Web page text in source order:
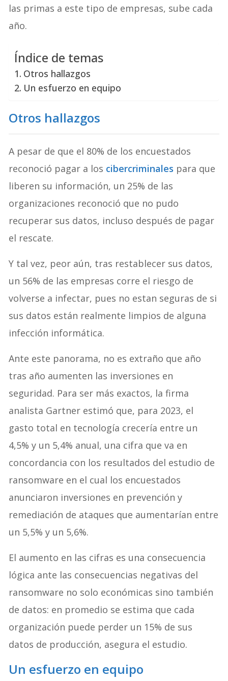
las primas a este tipo de empresas, sube cada
año.
Índice de temas
Otros hallazgos
Un esfuerzo en equipo
Otros hallazgos
A pesar de que el 80% de los encuestados
reconoció pagar a los cibercriminales para que
liberen su información, un 25% de las
organizaciones reconoció que no pudo
recuperar sus datos, incluso después de pagar
el rescate.
Y tal vez, peor aún, tras restablecer sus datos,
un 56% de las empresas corre el riesgo de
volverse a infectar, pues no estan seguras de si
sus datos están realmente limpios de alguna
infección informática.
Ante este panorama, no es extraño que año
tras año aumenten las inversiones en
seguridad. Para ser más exactos, la firma
analista Gartner estimó que, para 2023, el
gasto total en tecnología crecería entre un
4,5% y un 5,4% anual, una cifra que va en
concordancia con los resultados del estudio de
ransomware en el cual los encuestados
anunciaron inversiones en prevención y
remediación de ataques que aumentarían entre
un 5,5% y un 5,6%.
El aumento en las cifras es una consecuencia
lógica ante las consecuencias negativas del
ransomware no solo económicas sino también
de datos: en promedio se estima que cada
organización puede perder un 15% de sus
datos de producción, asegura el estudio.
Un esfuerzo en equipo